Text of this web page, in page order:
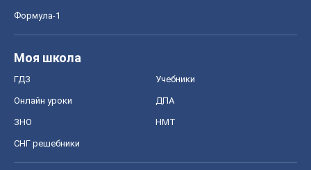
Формула-1
Моя школа
ГДЗ Учебники
Онлайн уроки ДПА
ЗНО НМТ
СНГ решебники